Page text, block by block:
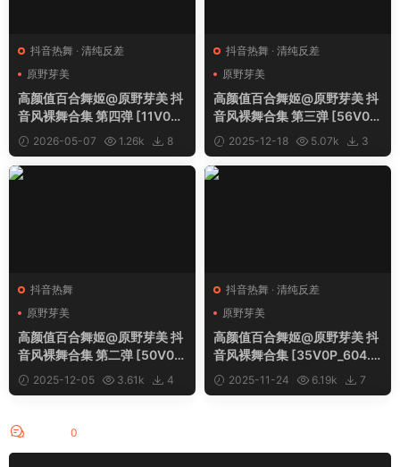
抖音热舞 · 清纯反差
原野芽美
高颜值百合舞姬@原野芽美 抖
音风裸舞合集 第四弹 [11V0P_
578.35MB]
2026-05-07 1.26k 8
抖音热舞 · 清纯反差
原野芽美
高颜值百合舞姬@原野芽美 抖
音风裸舞合集 第三弹 [56V0P
_529.19MB]
2025-12-18 5.07k 3
抖音热舞
原野芽美
高颜值百合舞姬@原野芽美 抖
音风裸舞合集 第二弹 [50V0P
_918.06MB]
2025-12-05 3.61k 4
抖音热舞 · 清纯反差
原野芽美
高颜值百合舞姬@原野芽美 抖
音风裸舞合集 [35V0P_604.3
1MB]2025-11-24 6.19k 7
0